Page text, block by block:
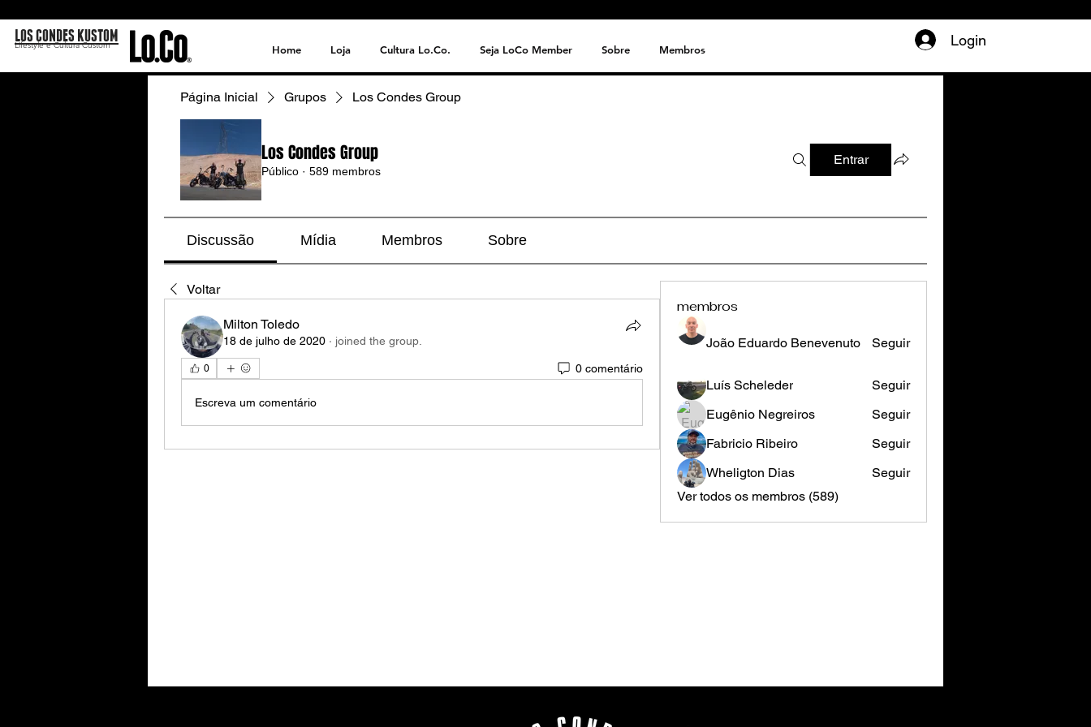
LOS CONDES KUSTOM
Lifestyle e Cultura Custom Home Loja Cultura Lo.Co. Seja LoCo Member Sobre Membros
Login
Página Inicial Grupos Los Condes Group
Los Condes Group
Público · 589 membros
Entrar
Discussão Mídia Membros Sobre
Voltar
Milton Toledo
18 de julho de 2020 · joined the group.
0 0 comentário
Escreva um comentário
membros
João Eduardo Benevenuto Seguir
Luís Scheleder
Seguir
Eugênio Negreiros
Seguir
Fabricio Ribeiro
Seguir
Wheligton Dias
Seguir
Ver todos os membros (589)